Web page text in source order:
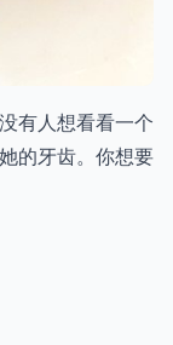
有人想看看一个
的牙齿。你想要